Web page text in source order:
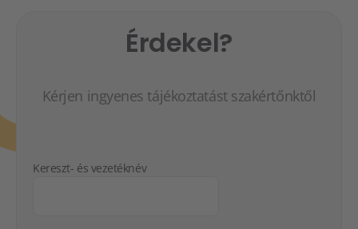
Érdekel?
Kérjen ingyenes tájékoztatást szakértőnktől
Kereszt- és vezetéknév